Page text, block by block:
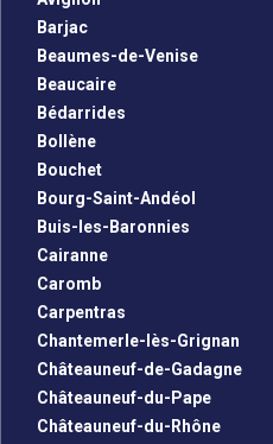
Barjac
Beaumes-de-Venise
Beaucaire
Bédarrides
Bollène
Bouchet
Bourg-Saint-Andéol
Buis-les-Baronnies
Cairanne
Caromb
Carpentras
Chantemerle-lès-Grignan
Châteauneuf-de-Gadagne
Châteauneuf-du-Pape
Châteauneuf-du-Rhône